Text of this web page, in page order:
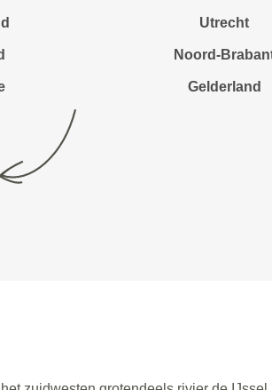
Utrecht
Noord-
Gelderland